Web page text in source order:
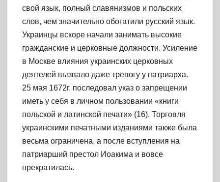
свой язык, полный славянизмов и польских
слов, чем значительно обогатили русский язык.
Украинцы вскоре начали занимать высокие
гражданские и церковные должности. Усиление
в Москве влияния украинских церковных
деятелей вызвало даже тревогу у патриарха.
25 мая 1672г. последовал указ о запрещении
иметь у себя в личном пользовании «книги
польской и латинской печати» (16). Торговля
украинскими печатными изданиями также была
весьма ограничена, а после вступления на
патриарший престол Иоакима и вовсе
прекратилась.